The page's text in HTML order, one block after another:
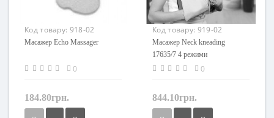
Код товару: 918-02
Масажер Echo Massager
0
184.80грн.
Код товару: 919-02
Масажер Neck kneading
17635/7 4 режими
0
844.10грн.